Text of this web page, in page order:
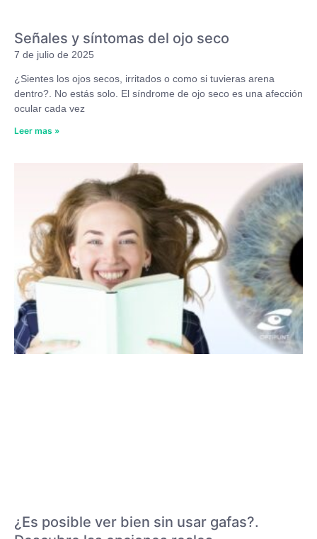
Señales y síntomas del ojo seco
7 de julio de 2025
¿Sientes los ojos secos, irritados o como si tuvieras arena
dentro?. No estás solo. El síndrome de ojo seco es una afección
ocular cada vez
Leer mas »
¿Es posible ver bien sin usar gafas?.